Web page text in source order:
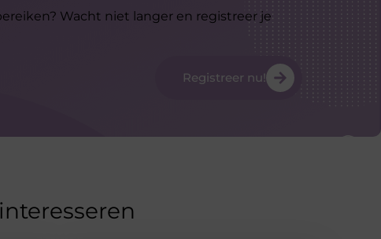
Wacht niet langer en registreer je
Registreer nu!